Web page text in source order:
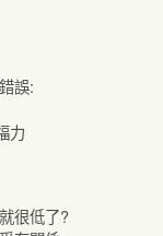
誤:
力
很低了?